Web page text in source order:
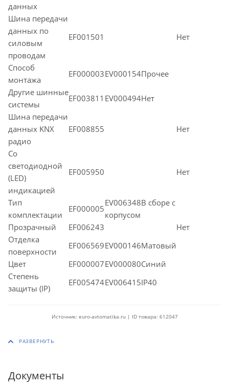
данных
Шина передачи
данных по
силовым
проводам
EF001501 Нет
Способ
монтажа
EF000003EV000154Прочее
Другие шинные
системы
EF003811 EV000494Нет
Шина передачи
данных KNX
радио
EF008855 Нет
Со
светодиодной
(LED)
индикацией
EF005950 Нет
Тип
комплектации
EF000005
EV006348В сборе с
корпусом
Прозрачный
EF006243
Нет
Отделка
поверхности
EF006569EV000146Матовый
Цвет
EF000007EV000080Синий
Степень
защиты (IP)
EF005474EV006415IP40
Источник: euro-avtomatika.ru | ID товара: 612047
Документы